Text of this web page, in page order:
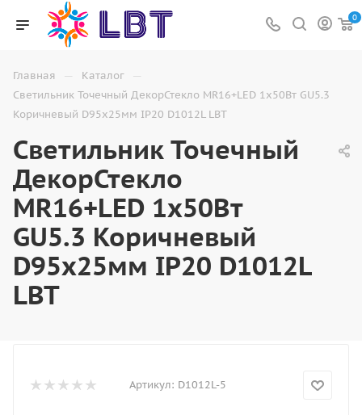
0
Главная — Каталог —
Светильник Точечный ДекорСтекло MR16+LED 1х50Вт GU5.3
Коричневый D95х25мм IP20 D1012L LBT
Светильник Точечный
ДекорСтекло
MR16+LED 1х50Вт
GU5.3 Коричневый
D95х25мм IP20 D1012L
LBT
Артикул: D1012L-5